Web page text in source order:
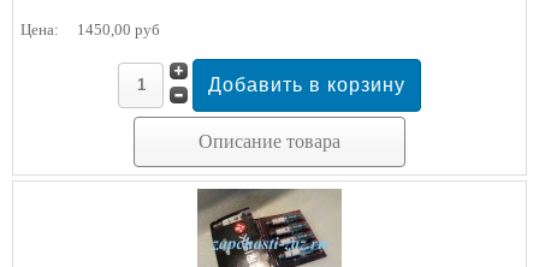
Цена: 1450,00 руб
Описание товара